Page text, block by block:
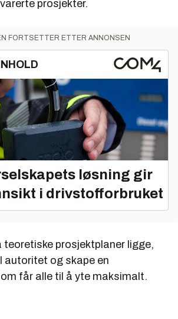
og være tydelig.
mye positiv energi, ikke bryte ned
det er krisestemning. Når
ikke tror på egne planer, blir
prosjekter.
FORTSETTER ETTER ANNONSEN
løsning gir
i drivstofforbruket
teoretiske prosjektplaner ligge,
autoritet og skape en
får alle til å yte maksimalt.